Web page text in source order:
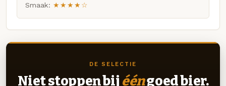
Smaak: ★★★★☆
DE SELECTIE
Niet stoppen bij ééngoed bier.